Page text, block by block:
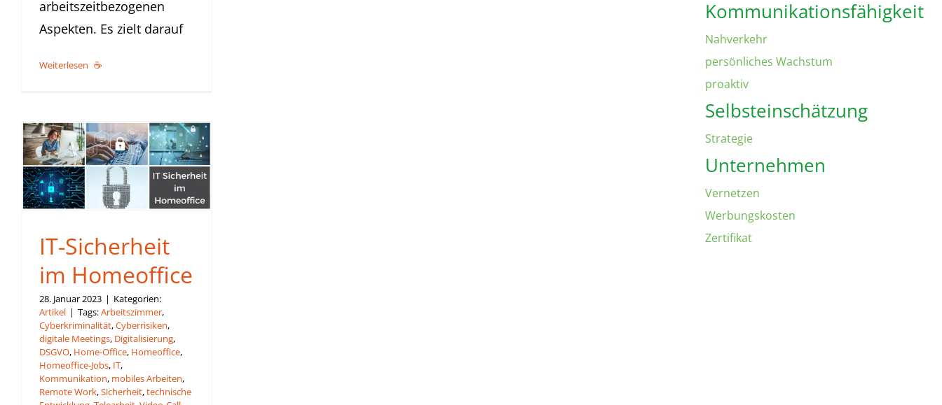
arbeitszeitbezogenen
Aspekten. Es zielt darauf
Weiterlesen
IT-Sicherheit
im Homeoffice
28. Januar 2023 | Kategorien:
Artikel | Tags:Arbeitszimmer,
Cyberkriminalität,Cyberrisiken,
digitale Meetings, Digitalisierung,
DSGVO, Home-Office, Homeoffice,
Homeoffice-Jobs, IT,
Kommunikation, mobiles Arbeiten,
Remote Work,Sicherheit,technische
Kommunikationsfähigkeit
Nahverkehr
persönliches Wachstum
proaktiv
Selbsteinschätzung
Strategie
Unternehmen
Vernetzen
Werbungskosten
Zertifikat